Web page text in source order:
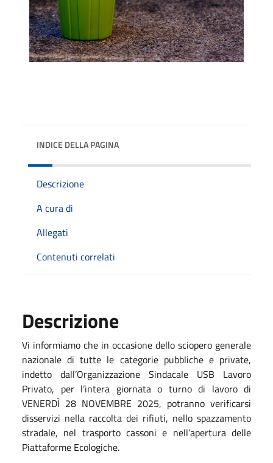
INDICE DELLA PAGINA
Descrizione
A cura di
Allegati
Contenuti correlati
Descrizione
Vi informiamo che in occasione dello sciopero generale
nazionale di tutte le categorie pubbliche e private,
indetto dall’Organizzazione Sindacale
USB Lavoro
Privato, per l’intera giornata o turno di lavoro di
VENERDÌ 28 NOVEMBRE 2025, potranno verificarsi
disservizi nella raccolta dei rifiuti, nello spazzamento
stradale, nel trasportocassoni e nell’apertura delle
Piattaforme Ecologiche.